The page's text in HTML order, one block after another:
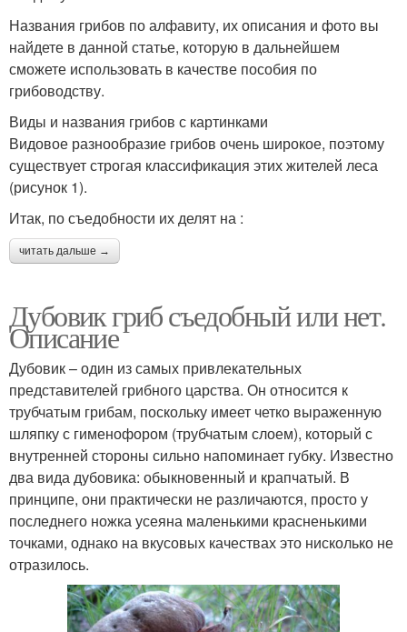
Названия грибов по алфавиту, их описания и фото вы
найдете в данной статье, которую в дальнейшем
сможете использовать в качестве пособия по
грибоводству.
Виды и названия грибов с картинками
Видовое разнообразие грибов очень широкое, поэтому
существует строгая классификация этих жителей леса
(рисунок 1).
Итак, по съедобности их делят на :
читать дальше →
Дубовик гриб съедобный или нет.
Описание
Дубовик – один из самых привлекательных
представителей грибного царства. Он относится к
трубчатым грибам, поскольку имеет четко выраженную
шляпку с гименофором (трубчатым слоем), который с
внутренней стороны сильно напоминает губку. Известно
два вида дубовика: обыкновенный и крапчатый. В
принципе, они практически не различаются, просто у
последнего ножка усеяна маленькими красненькими
точками, однако на вкусовых качествах это нисколько не
отразилось.